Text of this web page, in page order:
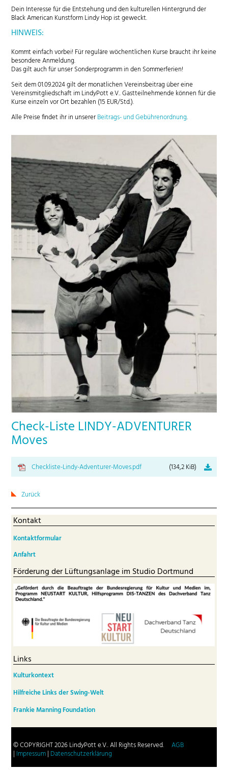
Dein Interesse für die Entstehung und den kulturellen Hintergrund der
Black American Kunstform Lindy Hop ist geweckt.
HINWEIS:
Kommt einfach vorbei! Für reguläre wöchentlichen Kurse braucht ihr keine
besondere Anmeldung.
Das gilt auch für unser Sonderprogramm in den Sommerferien!
Seit dem 01.09.2024 gilt der monatlichen Vereinsbeitrag über eine
Vereinsmitgliedschaft im LindyPott e.V.. Gastteilnehmende können für die
Kurse einzeln vor Ort bezahlen (15 EUR/Std.).
Alle Preise findet ihr in unsererBeitrags- und Gebührenordnung.
Check-Liste LINDY-ADVENTURER
Moves
Checkliste-Lindy-Adventurer-Moves.pdf (134,2 KiB)
Zurück
Kontakt
Kontaktformular
Anfahrt
Förderung der Lüftungsanlage im Studio Dortmund
Links
Kulturkontext
Hilfreiche Links der Swing-Welt
Frankie Manning Foundation
© COPYRIGHT 2026 LindyPott e.V.. All Rights Reserved.AGB
| Impressum| Datenschutzerklärung